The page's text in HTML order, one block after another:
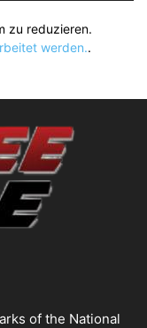
zu reduzieren.
werden..
of the National